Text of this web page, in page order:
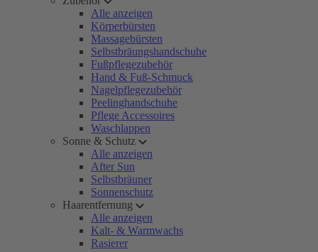
Alle anzeigen
Körperbürsten
Massagebürsten
Selbstbräungshandschuhe
Fußpflegezubehör
Hand & Fuß-Schmuck
Nagelpflegezubehör
Peelinghandschuhe
Pflege Accessoires
Waschlappen
Sonne & Schutz
Alle anzeigen
After Sun
Selbstbräuner
Sonnenschutz
Haarentfernung
Alle anzeigen
Kalt- & Warmwachs
Rasierer